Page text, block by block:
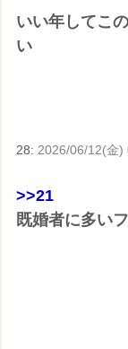
いい年してこ
い
28: 2026/06/12(金)
>>21
既婚者に多い